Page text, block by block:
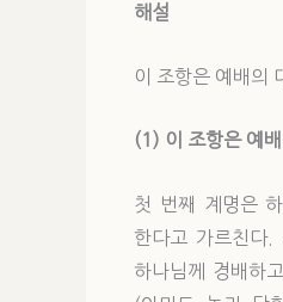
해설
이 조항은 예배의
(1) 이 조항은 예
첫 번째 계명은
한다고 가르친다.
하나님께 경배하